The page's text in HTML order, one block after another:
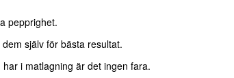
pepprighet.
själv för bästa resultat.
i matlagning är det ingen fara.